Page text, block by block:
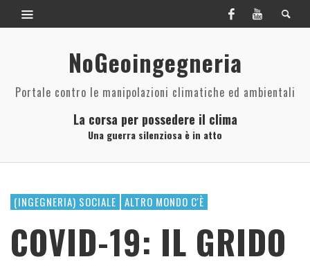
NoGeoingegneria
Portale contro le manipolazioni climatiche ed ambientali
La corsa per possedere il clima
Una guerra silenziosa è in atto
(INGEGNERIA) SOCIALE ALTRO MONDO C'È
COVID-19: IL GRIDO